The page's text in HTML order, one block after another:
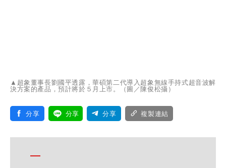
▲超象董事長劉國平透露，華碩第二代導入超象無線手持式超音波解
決方案的產品，預計將於５月上市。（圖／陳俊松攝）
分享 分享 分享 複製連結